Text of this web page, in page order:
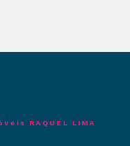
RAQUEL LIMA